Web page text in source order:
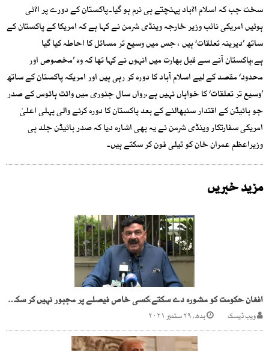
سخت جب کہ اسلام ا?باد پہنچتے ہی نرم ہو گیا۔پاکستان کے دورے پر ا?ئی
ہوئیں امریکی نائب وزیر خارجہ وینڈی شرمن نے کہا ہے کہ امریکا کے پاکستان کے
ساتھ ’دیرینہ تعلقات‘ ہیں ، جس میں وسیع تر مسائل کا احاطہ کیا گیا
ہے،پاکستان آنے سے قبل بھارت میں انہوں نے کہا تھا کہ وہ ’مخصوص اور
محدود‘ مقصد کے لیے اسلام آباد کا دورہ کر رہی ہیں اور امریکہ پاکستان کے ساتھ
’وسیع تر تعلقات‘ کا خواہاں نہیں ہے،رواں سال جنوری میں وائٹ ہائوس کے صدر
جو بائیڈن کے اقتدار سنبھالنے کے بعد پاکستان کا دورہ کرنے والی پہلی اعلیٰ
امریکی سفارتکار وینڈی شرمن نے یہ بھی اشارہ دیا کہ صدر بائیڈن جلد ہی
وزیراعظم عمران خان کو ٹیلی فون کر سکتے ہیں۔
مزید خبریں
افغان حکومت کو مشورہ دے سکتے،کسی خاص فیصلے پر مجبور نہیں کر سکتے، شیخ رشید
ویب ڈیسک بدھ, ۲۹ ستمبر ۲۰۲۱